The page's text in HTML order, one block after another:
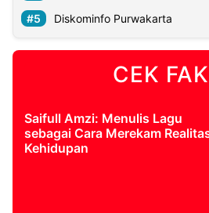
Diskominfo Purwakarta
CEK
Saifull Amzi: Menulis Lagu
sebagai Cara Merekam
Kehidupan